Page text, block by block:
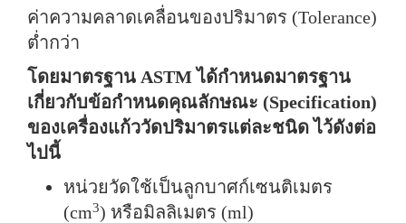
ค่าความคลาดเคลื่อนของปริมาตร (Tolerance)
ต่ำกว่า
โดยมาตรฐาน ASTM ได้กำหนดมาตรฐาน
เกี่ยวกับข้อกำหนดคุณลักษณะ (Specification)
ของเครื่องแก้ววัดปริมาตรแต่ละชนิด ไว้ดังต่อ
ไปนี้
หน่วยวัดใช้เป็นลูกบาศก์เซนติเมตร
(cm3) หรือมิลลิเมตร (ml)